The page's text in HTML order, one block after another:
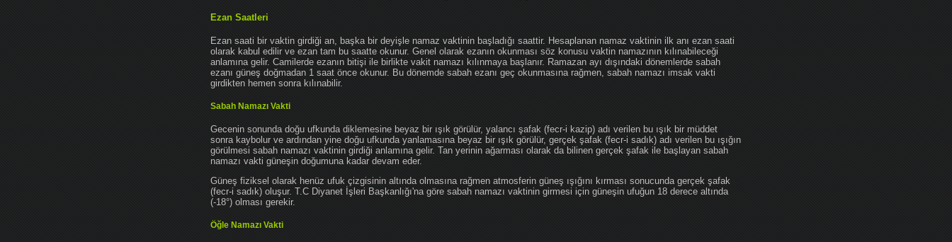
Ezan Saatleri
Ezan saati bir vaktin girdiği an, başka bir deyişle namaz vaktinin başladığı saattir. Hesaplanan namaz vaktinin ilk anı ezan saati
olarak kabul edilir ve ezan tam bu saatte okunur. Genel olarak ezanın okunması söz konusu vaktin namazının kılınabileceği
anlamına gelir. Camilerde ezanın bitişi ile birlikte vakit namazı kılınmaya başlanır. Ramazan ayı dışındaki dönemlerde sabah
ezanı güneş doğmadan 1 saat önce okunur. Bu dönemde sabah ezanı geç okunmasına rağmen, sabah namazı imsak vakti
girdikten hemen sonra kılınabilir.
Sabah Namazı Vakti
Gecenin sonunda doğu ufkunda diklemesine beyaz bir ışık görülür, yalancı şafak (fecr-i kazip) adı verilen bu ışık bir müddet
sonra kaybolur ve ardından yine doğu ufkunda yanlamasına beyaz bir ışık görülür, gerçek şafak (fecr-i sadık) adı verilen bu ışığın
görülmesi sabah namazı vaktinin girdiği anlamına gelir. Tan yerinin ağarması olarak da bilinen gerçek şafak ile başlayan sabah
namazı vakti güneşin doğumuna kadar devam eder.
Güneş fiziksel olarak henüz ufuk çizgisinin altında olmasına rağmen atmosferin güneş ışığını kırması sonucunda gerçek şafak
(fecr-i sadık) oluşur. T.C Diyanet İşleri Başkanlığı'na göre sabah namazı vaktinin girmesi için güneşin ufuğun 18 derece altında
(-18°) olması gerekir.
Öğle Namazı Vakti